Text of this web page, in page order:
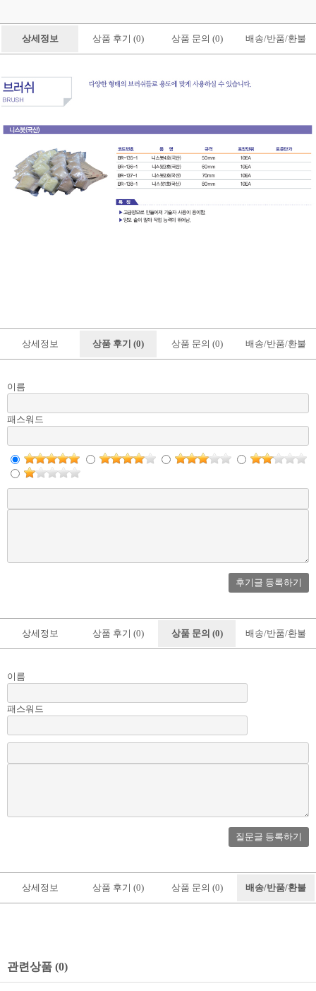
상세정보 상품 후기 (0) 상품 문의 (0) 배송/반품/환불
상세정보 상품 후기 (0) 상품 문의 (0) 배송/반품/환불
이름
패스워드
후기글 등록하기
상세정보 상품 후기 (0) 상품 문의 (0) 배송/반품/환불
이름
패스워드
질문글 등록하기
상세정보 상품 후기 (0) 상품 문의 (0) 배송/반품/환불
관련상품 (0)